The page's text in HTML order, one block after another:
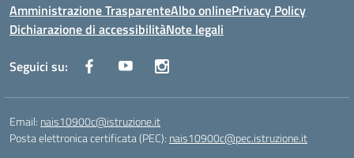
Amministrazione TrasparenteAlbo onlinePrivacy Policy
Dichiarazione di accessibilitàNote legali
Seguici su:
Email: nais10900c@istruzione.it
Posta elettronica certificata (PEC): nais10900c@pec.istruzione.it